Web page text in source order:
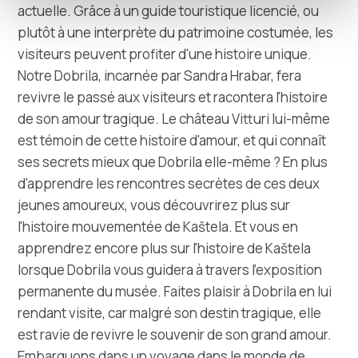
actuelle. Grâce à un guide touristique licencié, ou
plutôt à une interprète du patrimoine costumée, les
visiteurs peuvent profiter d'une histoire unique.
Notre Dobrila, incarnée par Sandra Hrabar, fera
revivre le passé aux visiteurs et racontera l'histoire
de son amour tragique. Le château Vitturi lui-même
est témoin de cette histoire d'amour, et qui connaît
ses secrets mieux que Dobrila elle-même ? En plus
d'apprendre les rencontres secrètes de ces deux
jeunes amoureux, vous découvrirez plus sur
l'histoire mouvementée de Kaštela. Et vous en
apprendrez encore plus sur l'histoire de Kaštela
lorsque Dobrila vous guidera à travers l'exposition
permanente du musée. Faites plaisir à Dobrila en lui
rendant visite, car malgré son destin tragique, elle
est ravie de revivre le souvenir de son grand amour.